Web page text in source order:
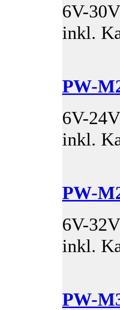
6V-
inkl.
PW-
6V-
inkl.
PW-
6V-
inkl.
PW-